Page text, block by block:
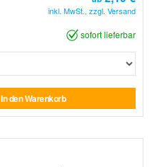
inkl. MwSt., zzgl. Versand
sofort lieferbar
In den Warenkorb